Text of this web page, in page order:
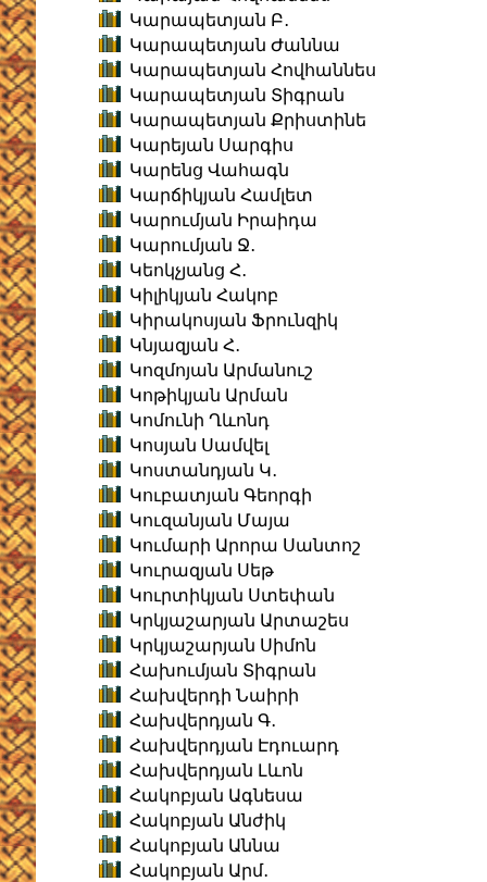
Կարապետյան Բ․
Կարապետյան Ժաննա
Կարապետյան Հովհաննես
Կարապետյան Տիգրան
Կարապետյան Քրիստինե
Կարեյան Սարգիս
Կարենց Վահագն
Կարճիկյան Համլետ
Կարումյան Իրաիդա
Կարումյան Ջ․
Կեոկչյանց Հ․
Կիլիկյան Հակոբ
Կիրակոսյան Ֆրունզիկ
Կնյազյան Հ․
Կոզմոյան Արմանուշ
Կոթիկյան Արման
Կոմունի Ղևոնդ
Կոսյան Սամվել
Կոստանդյան Կ․
Կուբատյան Գեորգի
Կուզանյան Մայա
Կումարի Արորա Սանտոշ
Կուրազյան Սեթ
Կուրտիկյան Ստեփան
Կրկյաշարյան Արտաշես
Կրկյաշարյան Սիմոն
Հախումյան Տիգրան
Հախվերդի Նաիրի
Հախվերդյան Գ․
Հախվերդյան Էդուարդ
Հախվերդյան Լևոն
Հակոբյան Ագնեսա
Հակոբյան Անժիկ
Հակոբյան Աննա
Հակոբյան Արմ․